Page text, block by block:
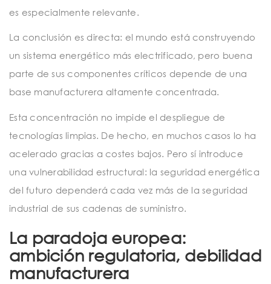
es especialmente relevante.
La conclusión es directa: el mundo está construyendo
un sistema energético más electrificado, pero buena
parte de sus componentes críticos depende de una
base manufacturera altamente concentrada.
Esta concentración no impide el despliegue de
tecnologías limpias. De hecho, en muchos casos lo ha
acelerado gracias a costes bajos. Pero sí introduce
una vulnerabilidad estructural: la seguridad energética
del futuro dependerá cada vez más de la seguridad
industrial de sus cadenas de suministro.
La paradoja europea:
ambición regulatoria, debilidad
manufacturera